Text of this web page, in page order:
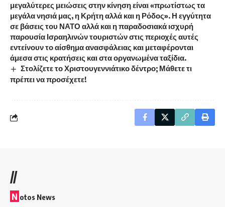
μεγαλύτερες μειώσεις στην κίνηση είναι «πρωτίστως τα
μεγάλα νησιά μας, η Κρήτη αλλά και η Ρόδος». Η εγγύτητα
σε βάσεις του ΝΑΤΟ αλλά και η παραδοσιακά ισχυρή
παρουσία Ισραηλινών τουριστών στις περιοχές αυτές
εντείνουν το αίσθημα ανασφάλειας και μεταφέρονται
άμεσα στις κρατήσεις και στα οργανωμένα ταξίδια.
Στολίζετε το Χριστουγεννιάτικο δέντρο; Μάθετε τι
πρέπει να προσέχετε!
//
N otos News